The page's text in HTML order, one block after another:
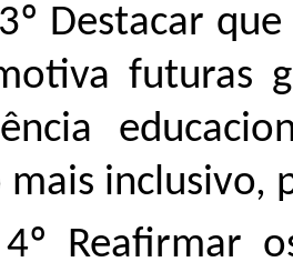
Destacar
futuras
mais inclusivo,
Reafirmar